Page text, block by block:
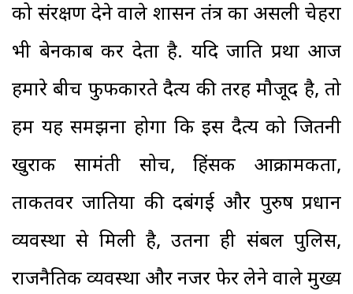
को संरक्षण देने वाले शासन तंत्र का असली चेहरा
भी बेनकाब कर देता है. यदि जाति प्रथा आज
हमारे बीच फुफकारते दैत्य की तरह मौजूद है, तो
हमें यह समझना होगा कि इस दैत्य को जितनी
खुराक सामंती सोच, हिंसक आक्रामकता,
ताकतवर जातियों की दबंगई और पुरुष प्रधान
व्यवस्था से मिली है, उतना ही संबल पुलिस,
राजनैतिक व्यवस्था और नजरें फेर लेने वाले मुख्य